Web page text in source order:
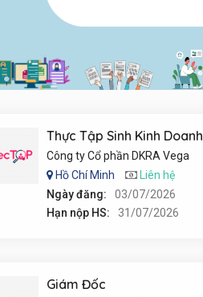
Thực Tập Sinh Kinh Doanh
Công ty Cổ phần DKRA Vega
Hồ Chí Minh
Liên hệ
Ngày đăng:
03/07/2026
Hạn nộp HS:
31/07/2026
Giám Đốc